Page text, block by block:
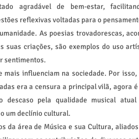
agradável de bem-estar,
reflexivas voltadas para o
As poesias trovadorescas,
suas criações, são exemplos do uso
sentimentos.
influenciam na sociedade. Por
era a censura a principal vilã, agora
pela qualidade musical
um declínio cultural.
da área de Música e sua Cultura,